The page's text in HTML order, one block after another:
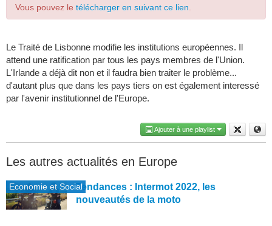
Vous pouvez le télécharger en suivant ce lien
Le Traité de Lisbonne modifie les institutions européennes. Il
attend une ratification par tous les pays membres de l'Union.
L'Irlande a déjà dit non et il faudra bien traiter le problème...
d'autant plus que dans les pays tiers on est également interessé
par l'avenir institutionnel de l'Europe.
Ajouter à une playlist
Les autres actualités en Europe
Economie et SocialTendances : Intermot 2022, les
nouveautés de la moto